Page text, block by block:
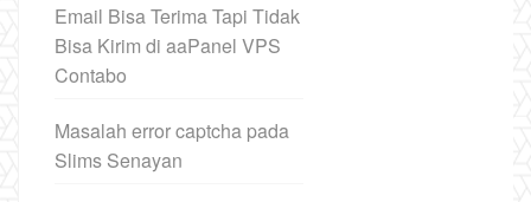
Email Bisa Terima Tapi Tidak
Bisa Kirim di aaPanel VPS
Contabo
Masalah error captcha pada
Slims Senayan